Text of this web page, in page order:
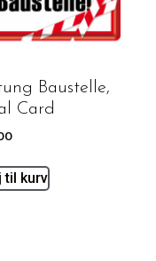
Baustelle,
Card
til kurv